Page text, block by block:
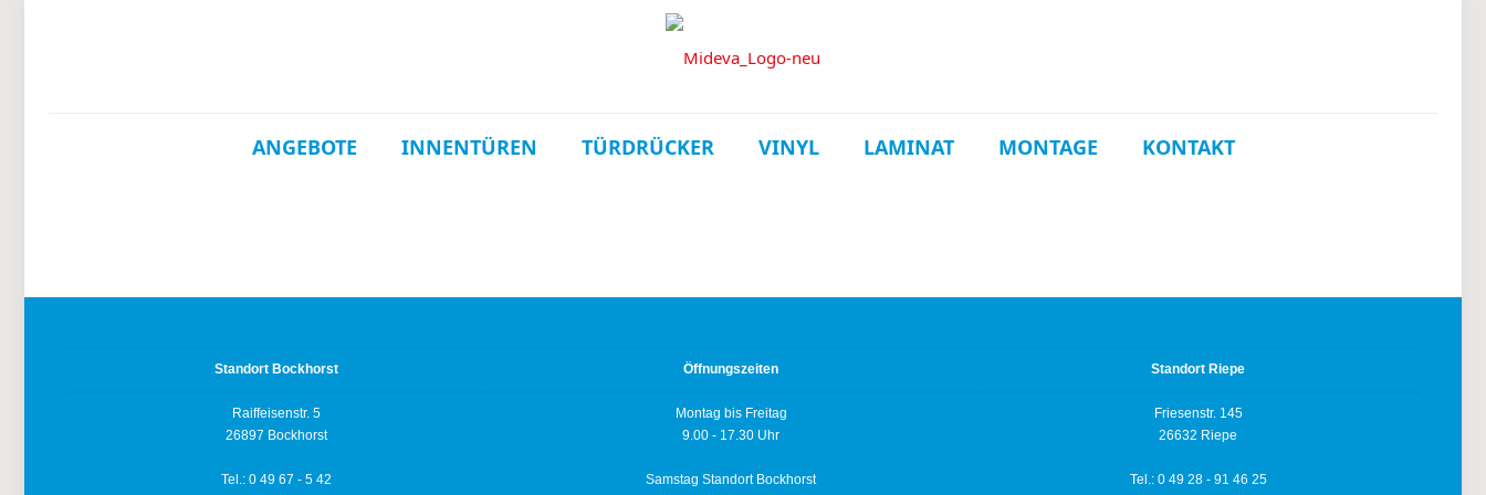
ANGEBOTE INNENTÜREN TÜRDRÜCKER VINYL LAMINAT MONTAGE KONTAKT
Standort Bockhorst Öffnungszeiten Standort Riepe
Raiffeisenstr. 5
26897 Bockhorst
Tel.: 0 49 67 - 5 42
Montag bis Freitag
9.00 - 17.30 Uhr
Samstag Standort Bockhorst
Friesenstr. 145
26632 Riepe
Tel.: 0 49 28 - 91 46 25